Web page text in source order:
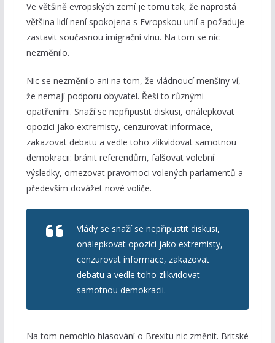
Ve většině evropských zemí je tomu tak, že naprostá
většina lidí není spokojena s Evropskou unií a požaduje
zastavit současnou imigrační vlnu. Na tom se nic
nezměnilo.
Nic se nezměnilo ani na tom, že vládnoucí menšiny ví,
že nemají podporu obyvatel. Řeší to různými
opatřeními. Snaží se nepřipustit diskusi, onálepkovat
opozici jako extremisty, cenzurovat informace,
zakazovat debatu a vedle toho zlikvidovat samotnou
demokracii: bránit referendům, falšovat volební
výsledky, omezovat pravomoci volených parlamentů a
především dovážet nové voliče.
Vlády se snaží se nepřipustit diskusi,
onálepkovat opozici jako extremisty,
cenzurovat informace, zakazovat
debatu a vedle toho zlikvidovat
samotnou demokracii.
Na tom nemohlo hlasování o Brexitu nic změnit. Britské